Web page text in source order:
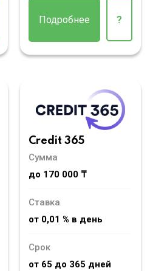
Подробнее ?
Credit 365
Сумма
до 170 000 ₸
Ставка
от 0,01 % в день
Срок
от 65 до 365 дней